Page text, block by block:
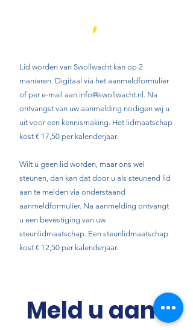
,
Lid worden van Swollwacht kan op 2
manieren. Digitaal via het aanmeldformulier
of per e-mail aan info@swollwacht.nl . Na
ontvangst van uw aanmelding nodigen wij u
uit voor een kennismaking. Het lidmaatschap
kost € 17,50 per kalenderjaar.
Wilt u geen lid worden, maar ons wel
steunen, dan kan dat door u als steunend lid
aan te melden via onderstaand
aanmeldformulier. Na aanmelding ontvangt
u een bevestiging van uw
steunlidmaatschap. Een steunlidmaatschap
kost € 12,50 per kalenderjaar.
Meld u aan